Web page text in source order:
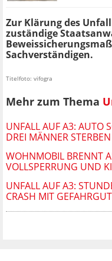
Zur Klärung des
zuständige
Sachverständigen.
Titelfoto: vifogra
Mehr zum Thema
UNFALL AUF A3: AUTO
DREI MÄNNER STERBEN
WOHNMOBIL BRENNT
VOLLSPERRUNG UND
UNFALL AUF A3:
CRASH MIT